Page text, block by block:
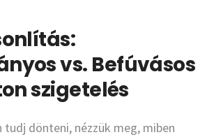
vs. Befúvásos
szigetelés
tudj dönteni, nézzük meg, miben